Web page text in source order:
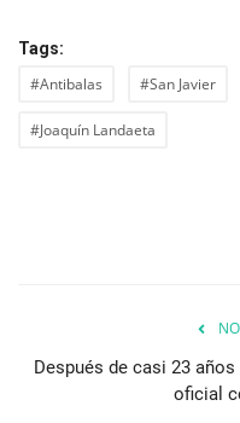
Tags:
#Antibalas #San Javier
#Joaquín Landaeta
Después de casi 23
oficial